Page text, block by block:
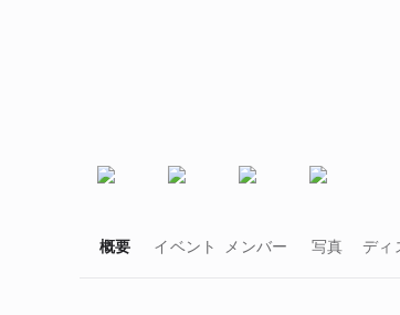
概要 イベント メンバー 写真 ディ